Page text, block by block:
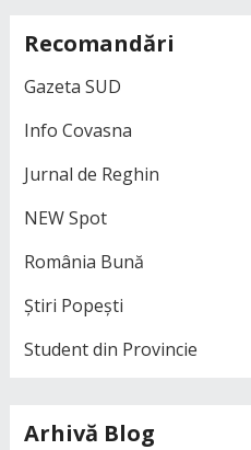
Recomandări
Gazeta SUD
Info Covasna
Jurnal de Reghin
NEW Spot
România Bună
Știri Popești
Student din Provincie
Arhivă Blog